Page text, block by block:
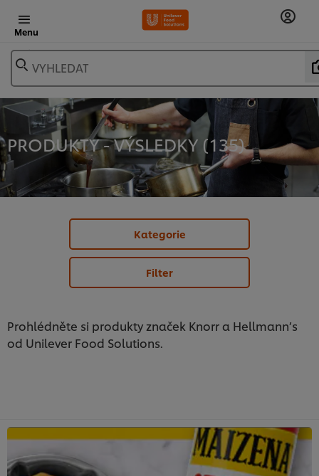
Menu
VYHLEDAT
PRODUKTY - VÝSLEDKY (135)
Kategorie
Filter
Prohlédněte si produkty značek Knorr a Hellmann’s
od Unilever Food Solutions.